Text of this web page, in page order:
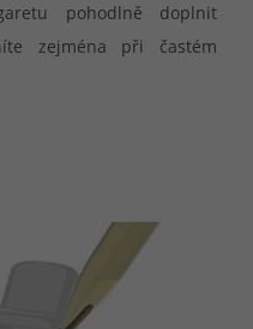
pohodlně doplnit
zejména při častém